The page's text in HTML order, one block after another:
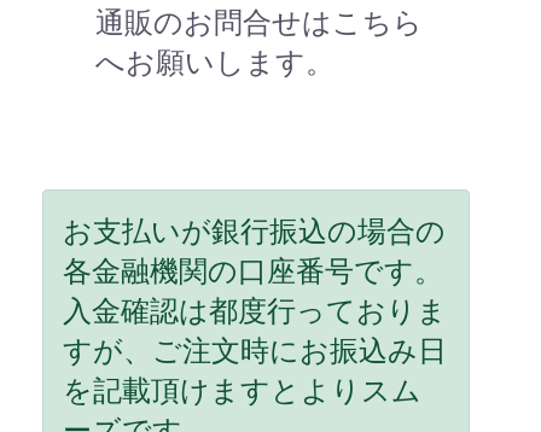
通販のお問合せはこちら
へお願いします。
お支払いが銀行振込の場合の
各金融機関の口座番号です。
入金確認は都度行っておりま
すが、ご注文時にお振込み日
を記載頂けますとよりスム